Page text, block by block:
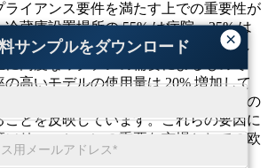
×
サンプルをダウンロード
ライアンス要件を満たす上での重要性が
蔵庫設置場所の 55% は病院、25% は
。超低温冷蔵庫の採用は 30% 増加し
高度なワクチンの需要によるもので
高いモデルの使用量は 20% 増加して
ッパが医療における二酸化炭素排出量の
とを反映しています。これらの要因に
ソリューションの重要な市場としての欧
のとなっています。